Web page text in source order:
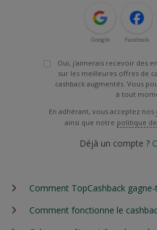
Google Facebook
Oui, j'aimerais recevoir des
sur les meilleures offres de
cashback augmentés. Vous
à tout
En adhérant, vous acceptez nos
ainsi que notre politique
Déjà un compte ?
Comment TopCashback
Comment fonctionne le